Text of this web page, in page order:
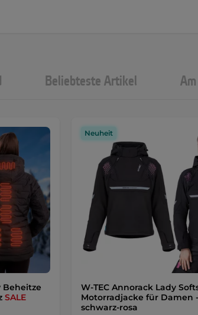
Beliebteste Artikel
Beheitze
SALE
Neuheit
W-TEC Annorack Lady
Motorradjacke für Damen -
schwarz-rosa